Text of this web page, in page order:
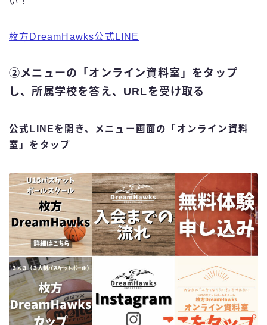
枚方DreamHawks公式LINE
②メニューの「オンライン資料室」をタップ
し、所属学校を答え、URLを受け取る
公式LINEを開き、メニュー画面の「オンライン資料
室」をタップ